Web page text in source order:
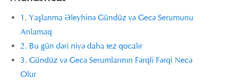
1. Yaşlanma Əleyhinə Gündüz və Gecə Serumunu
Anlamaq
2. Bu gün dəri niyə daha tez qocalır
3. Gündüz və Gecə Serumlarının Fərqli Fərqi Necə
Olur